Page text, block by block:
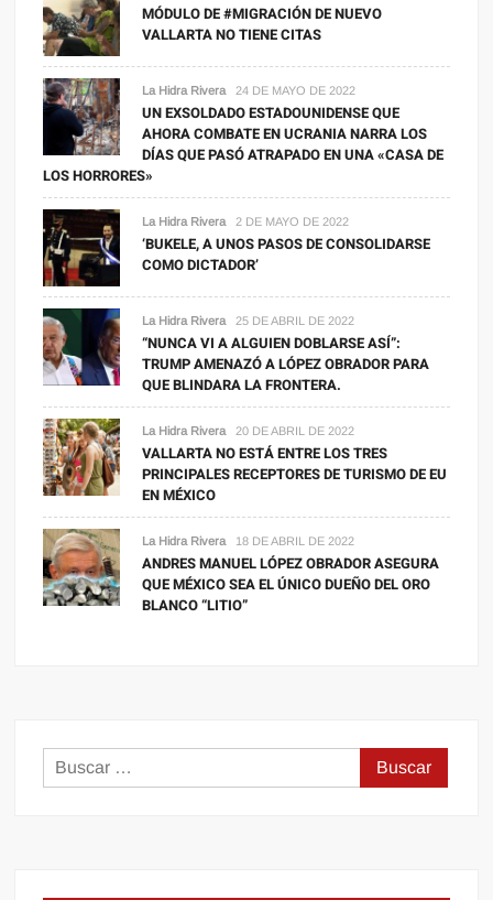
MÓDULO DE #MIGRACIÓN DE NUEVO
VALLARTA NO TIENE CITAS
La Hidra Rivera 24 DE MAYO DE 2022
UN EXSOLDADO ESTADOUNIDENSE QUE
AHORA COMBATE EN UCRANIA NARRA LOS
DÍAS QUE PASÓ ATRAPADO EN UNA «CASA DE
LOS HORRORES»
La Hidra Rivera 2 DE MAYO DE 2022
‘BUKELE, A UNOS PASOS DE CONSOLIDARSE
COMO DICTADOR’
La Hidra Rivera 25 DE ABRIL DE 2022
“NUNCA VI A ALGUIEN DOBLARSE ASÍ”:
TRUMP AMENAZÓ A LÓPEZ OBRADOR PARA
QUE BLINDARA LA FRONTERA.
La Hidra Rivera 20 DE ABRIL DE 2022
VALLARTA NO ESTÁ ENTRE LOS TRES
PRINCIPALES RECEPTORES DE TURISMO DE EU
EN MÉXICO
La Hidra Rivera 18 DE ABRIL DE 2022
ANDRES MANUEL LÓPEZ OBRADOR ASEGURA
QUE MÉXICO SEA EL ÚNICO DUEÑO DEL ORO
BLANCO “LITIO”
Buscar: